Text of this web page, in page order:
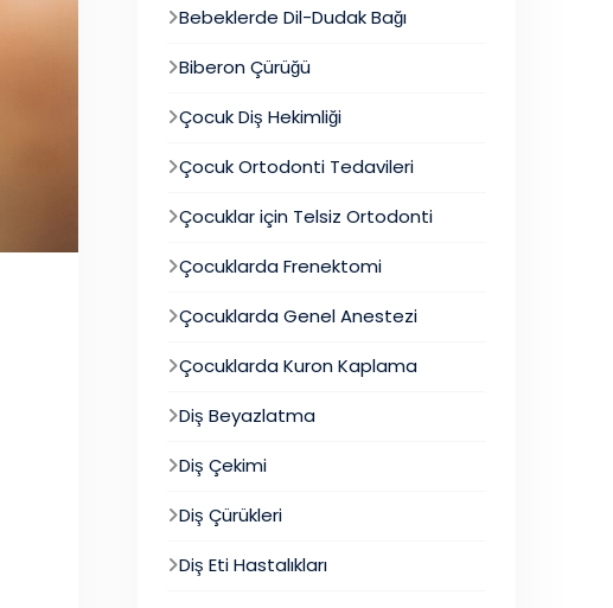
Bebeklerde Dil-Dudak Bağı
Biberon Çürüğü
Çocuk Diş Hekimliği
Çocuk Ortodonti Tedavileri
Çocuklar için Telsiz Ortodonti
Çocuklarda Frenektomi
Çocuklarda Genel Anestezi
Çocuklarda Kuron Kaplama
Diş Beyazlatma
Diş Çekimi
Diş Çürükleri
Diş Eti Hastalıkları